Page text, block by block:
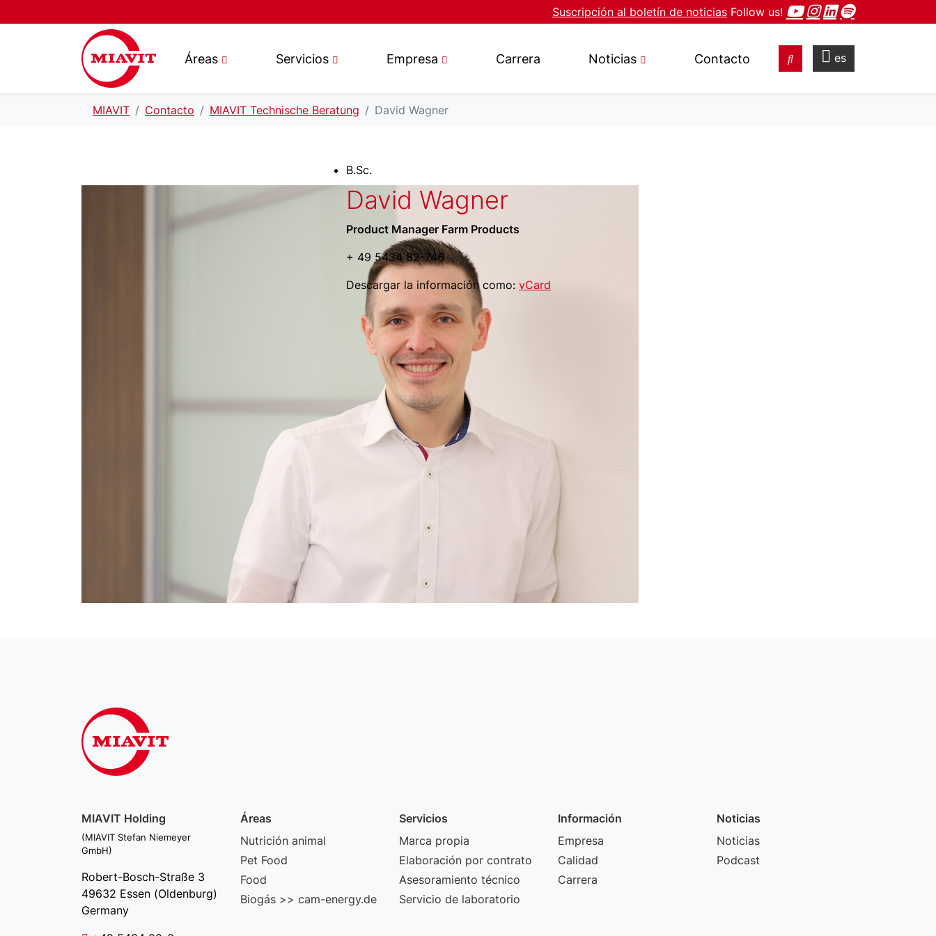
Suscripción al boletín de noticias Follow us!
Áreas Servicios Empresa Carrera Noticias Contacto es
MIAVIT Contacto MIAVIT Technische Beratung David Wagner
B.Sc.
David Wagner
Product Manager Farm Products
+ 49 5434 82-746
Descargar la información como: vCard
MIAVIT Holding
(MIAVIT Stefan Niemeyer
GmbH)
Robert-Bosch-Straße 3
49632 Essen (Oldenburg)
Germany
Áreas
Nutrición animal
Pet Food
Food
Biogás >> cam-energy.de
Servicios
Marca propia
Elaboración por contrato
Asesoramiento técnico
Servicio de laboratorio
Información
Empresa
Calidad
Carrera
Noticias
Noticias
Podcast